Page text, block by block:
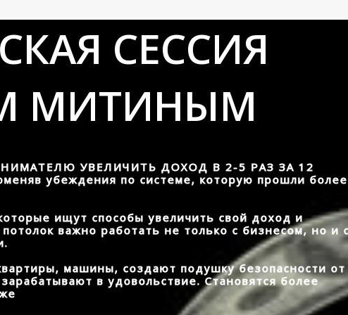
СЕССИЯ
МИТИНЫМ
УВЕЛИЧИТЬ ДОХОД В 2-5 РАЗ ЗА 12
убеждения по системе, которую прошли более
ищут способы увеличить свой доход и
важно работать не только с бизнесом, но и
машины, создают подушку безопасности от
в удовольствие. Становятся более